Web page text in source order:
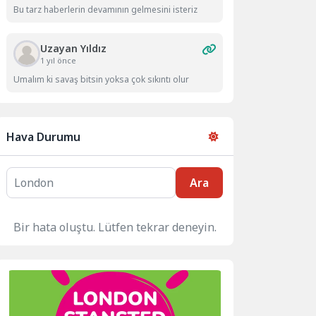
Bu tarz haberlerin devamının gelmesini isteriz
Uzayan Yıldız
1 yıl önce
Umalım ki savaş bitsin yoksa çok sıkıntı olur
Hava Durumu
Ara
Bir hata oluştu. Lütfen tekrar deneyin.